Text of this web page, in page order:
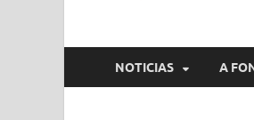
NOTICIAS A